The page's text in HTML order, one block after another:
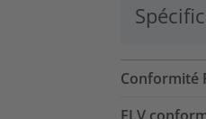
Conformité